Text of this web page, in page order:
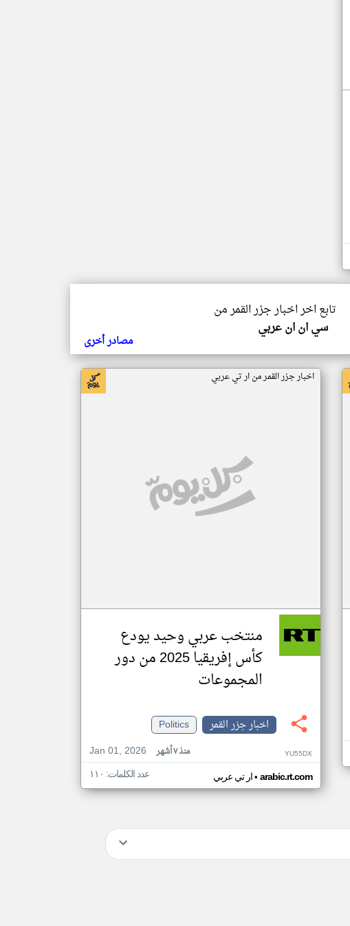
تابع اخر اخبار جزر القمر من
سي ان ان عربي
مصادر أخرى
اخبار جزر القمر من ار تي عربي
منتخب عربي وحيد يودع
كأس إفريقيا 2025 من دور
المجموعات
اخبار جزر القمر
Politics
Jan 01, 2026
منذ ٧ أشهر YU55DX
ار تي عربي• arabic.rt.com عدد الكلمات: ١١٠